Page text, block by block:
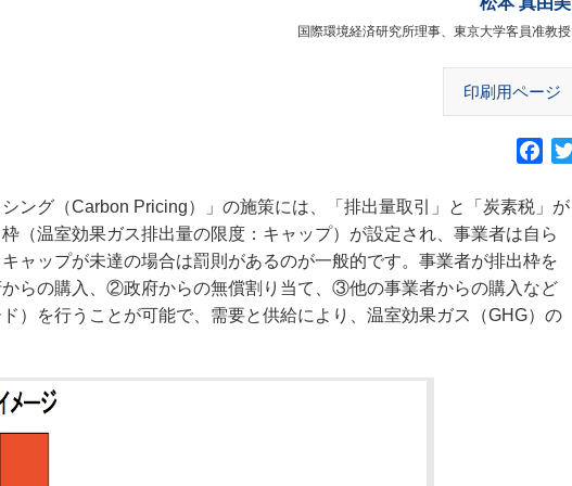
国際環境経済研究所理事、東京大学客員准教授
印刷用ページ
e
b
o
o
グ（Carbon Pricing）」の施策には、「排出量取引」と「炭素税」が
（温室効果ガス排出量の限度：キャップ）が設定され、事業者は自ら
キャップが未達の場合は罰則があるのが一般的です。事業者が排出枠を
らの購入、②政府からの無償割り当て、③他の事業者からの購入など
）を行うことが可能で、需要と供給により、温室効果ガス（GHG）の